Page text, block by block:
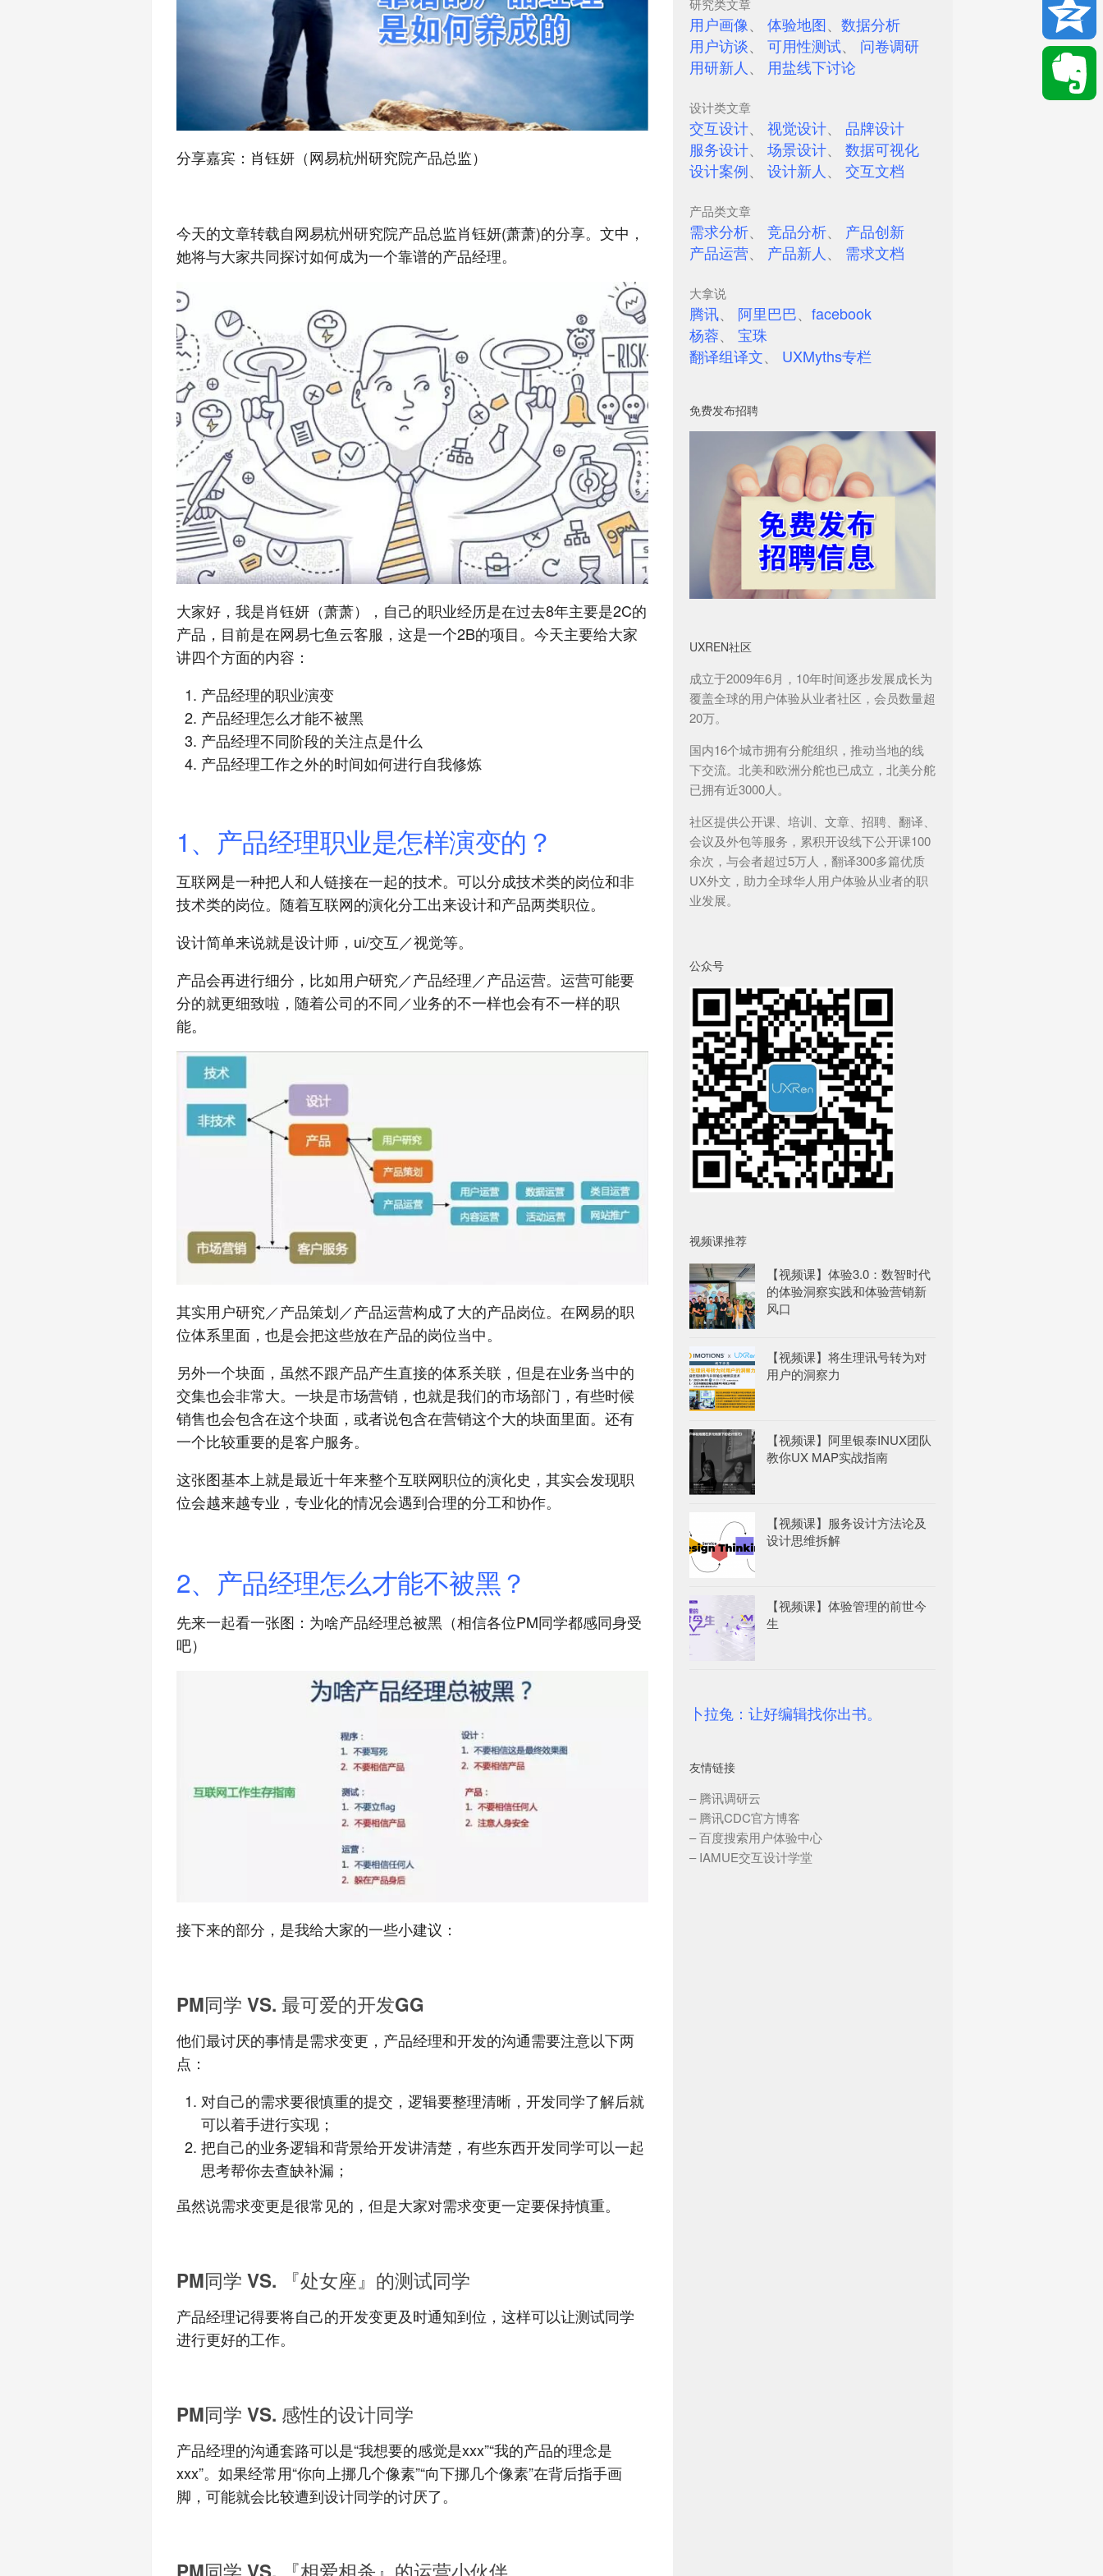
分享嘉宾：肖钰妍（网易杭州研究院产品总监）
今天的文章转载自网易杭州研究院产品总监肖钰妍(萧萧)的分享。文中，
她将与大家共同探讨如何成为一个靠谱的产品经理。
大家好，我是肖钰妍（萧萧），自己的职业经历是在过去8年主要是2C的
产品，目前是在网易七鱼云客服，这是一个2B的项目。今天主要给大家
讲四个方面的内容：
产品经理的职业演变
产品经理怎么才能不被黑
产品经理不同阶段的关注点是什么
产品经理工作之外的时间如何进行自我修炼
1、产品经理职业是怎样演变的？
互联网是一种把人和人链接在一起的技术。可以分成技术类的岗位和非
技术类的岗位。随着互联网的演化分工出来设计和产品两类职位。
设计简单来说就是设计师，ui/交互／视觉等。
产品会再进行细分，比如用户研究／产品经理／产品运营。运营可能要
分的就更细致啦，随着公司的不同／业务的不一样也会有不一样的职
能。
其实用户研究／产品策划／产品运营构成了大的产品岗位。在网易的职
位体系里面，也是会把这些放在产品的岗位当中。
另外一个块面，虽然不跟产品产生直接的体系关联，但是在业务当中的
交集也会非常大。一块是市场营销，也就是我们的市场部门，有些时候
销售也会包含在这个块面，或者说包含在营销这个大的块面里面。还有
一个比较重要的是客户服务。
这张图基本上就是最近十年来整个互联网职位的演化史，其实会发现职
位会越来越专业，专业化的情况会遇到合理的分工和协作。
2、产品经理怎么才能不被黑？
先来一起看一张图：为啥产品经理总被黑（相信各位PM同学都感同身受
吧）
接下来的部分，是我给大家的一些小建议：
PM同学 VS. 最可爱的开发GG
他们最讨厌的事情是需求变更，产品经理和开发的沟通需要注意以下两
点：
对自己的需求要很慎重的提交，逻辑要整理清晰，开发同学了解后就
可以着手进行实现；
把自己的业务逻辑和背景给开发讲清楚，有些东西开发同学可以一起
思考帮你去查缺补漏；
虽然说需求变更是很常见的，但是大家对需求变更一定要保持慎重。
PM同学 VS. 『处女座』的测试同学
产品经理记得要将自己的开发变更及时通知到位，这样可以让测试同学
进行更好的工作。
PM同学 VS. 感性的设计同学
产品经理的沟通套路可以是“我想要的感觉是xxx”“我的产品的理念是
xxx”。如果经常用“你向上挪几个像素”“向下挪几个像素”在背后指手画
脚，可能就会比较遭到设计同学的讨厌了。
研究类文章
用户画像、 体验地图、 数据分析
用户访谈、 可用性测试、 问卷调研
用研新人 、 用盐线下讨论
设计类文章
交互设计、 视觉设计、 品牌设计
服务设计、 场景设计、 数据可视化
设计案例、 设计新人 、 交互文档
产品类文章
需求分析、 竞品分析、 产品创新
产品运营、 产品新人 、 需求文档
大拿说
腾讯、 阿里巴巴、 facebook
杨蓉、 宝珠
翻译组译文、 UXMyths专栏
免费发布招聘
UXREN社区
成立于2009年6月，10年时间逐步发展成长为
覆盖全球的用户体验从业者社区，会员数量超
20万。
国内16个城市拥有分舵组织，推动当地的线
下交流。北美和欧洲分舵也已成立，北美分舵
已拥有近3000人。
社区提供公开课、培训、文章、招聘、翻译、
会议及外包等服务，累积开设线下公开课100
余次，与会者超过5万人，翻译300多篇优质
UX外文，助力全球华人用户体验从业者的职
业发展。
公众号
视频课推荐
【视频课】体验3.0：数智时代
的体验洞察实践和体验营销新
风口
【视频课】将生理讯号转为对
用户的洞察力
【视频课】阿里银泰INUX团队
教你UX MAP实战指南
【视频课】服务设计方法论及
设计思维拆解
【视频课】体验管理的前世今
生
卜拉兔：让好编辑找你出书。
友情链接
–腾讯调研云
–腾讯CDC官方博客
–百度搜索用户体验中心
–IAMUE交互设计学堂
Email
Qzone